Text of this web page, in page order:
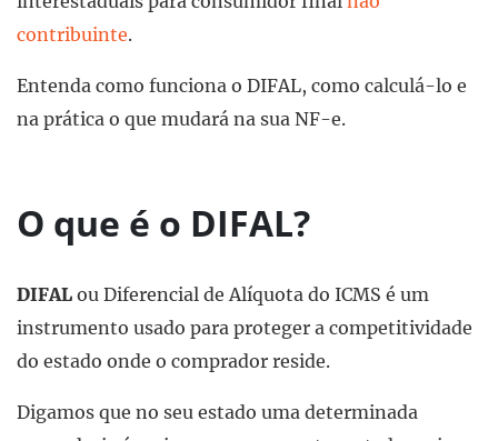
contribuinte.
Entenda como funciona o DIFAL, como calculá-lo e
na prática o que mudará na sua NF-e.
O que é o DIFAL?
DIFAL ou Diferencial de Alíquota do ICMS é um
instrumento usado para proteger a competitividade
do estado onde o comprador reside.
Digamos que no seu estado uma determinada